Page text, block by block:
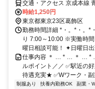
交通・アクセス 京成本線
時給1,250円
東京都東京23区葛飾区
勤務時間詳細 *・。*・。*
り 7:00～10:00 ※実働時
曜日相談可能！ ✦日曜日
仕事内容 ＊ … * … ＊ … *
ルポイント／／ ✅駅近の
待遇充実★ ✅Wワーク・副
制服あり 扶養内勤務OK 副業・